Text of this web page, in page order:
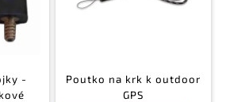
-
Poutko na krk k outdoor
GPS